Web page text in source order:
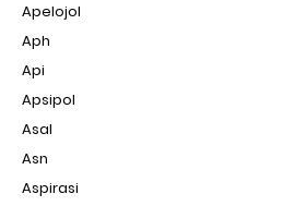
Apelojol
Aph
Api
Apsipol
Asal
Asn
Aspirasi